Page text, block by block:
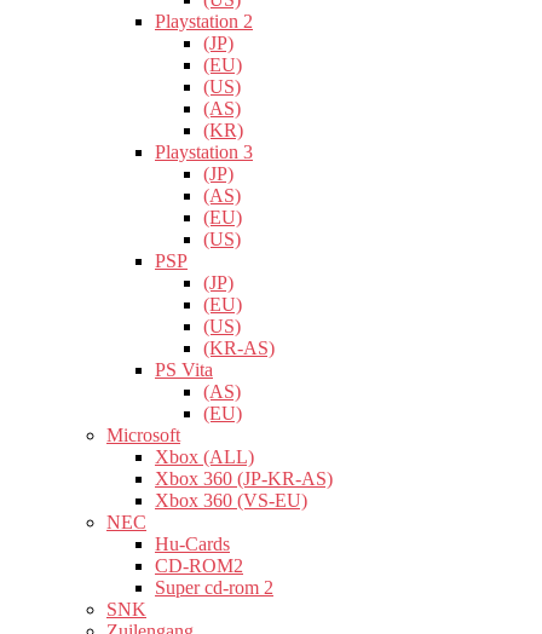
Playstation 2
(JP)
(EU)
(US)
(AS)
(KR)
Playstation 3
(JP)
(AS)
(EU)
(US)
PSP
(JP)
(EU)
(US)
(KR-AS)
PS Vita
(AS)
(EU)
Microsoft
Xbox (ALL)
Xbox 360 (JP-KR-AS)
Xbox 360 (VS-EU)
NEC
Hu-Cards
CD-ROM2
Super cd-rom 2
SNK